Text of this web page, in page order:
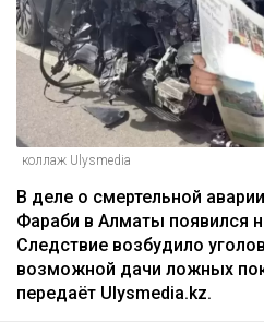
коллаж Ulysmedia
В деле о смертельной
Фараби в Алматы появился
Следствие возбудило
возможной дачи ложных
передаёт Ulysmedia.kz.